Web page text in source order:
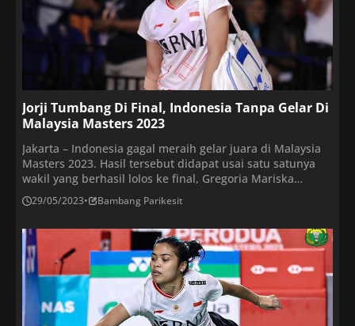
Jorji Tumbang Di Final, Indonesia Tanpa Gelar Di
Malaysia Masters 2023
Jakarta – Indonesia gagal meraih gelar juara di Malaysia
Masters 2023. Hasil tersebut didapat usai satu satunya
wakil yang berhasil lolos ke final, Gregoria Mariska
Tunjung kalah dari Akane Yamaguchi pada partai
final Malaysia Masters 2023 di Axiata Arena, Kuala
melebar dari Gregoria menjadi poin pembuka dalam laga
penentuan gelar juara […]
29/05/2023• Bambang Parikesit